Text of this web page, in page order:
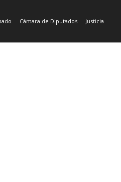
Cámara de Diputados
Justicia